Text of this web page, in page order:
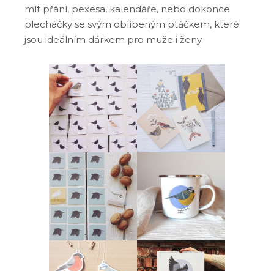
mít přání, pexesa, kalendáře, nebo dokonce
plecháčky se svým oblíbeným ptáčkem, které
jsou ideálním dárkem pro muže i ženy.